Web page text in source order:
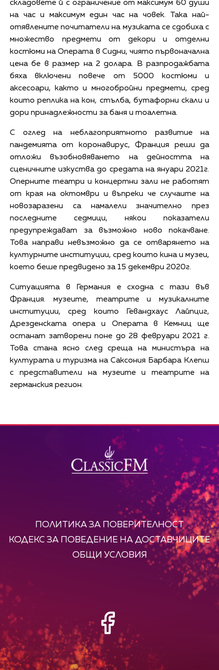
складовете й с ограничение от максимум 60 души
на час и максимум един час на човек. Така най-
отявлените почитатели на музиката се сдобиха с
множество предмети от декори и отделни
костюми на Операта в Сидни, чиято първоначална
цена бе в размер на 2 долара. В разпродажбата
бяха включени повече от 5000 костюми и
аксесоари, както и многобройни предмети, сред
които реплика на кон, стълба, бутафорни скали и
дори принадлежности за баня и тоалетна.
С оглед на неблагоприятното развитие на
пандемията от коронавирус, Франция реши да
отложи възобновяването на дейността на
сценичните изкуства до средата на януари 2021г.
Оперните театри и концертни зали не работят
от края на октомври и въпреки че случаите на
новозаразени са намалели значително през
последните седмици, някои показатели
предупреждават за възможно ново покачване.
Това направи невъзможно да се отварянето на
културните институции, сред които кина и музеи,
което беше предвидено за 15 декември 2020г.
Ситуацията в Германия е сходна с тази във
Франция. музеите, театрите и музикалните
институции, сред които Гевандхаус Лайпциг,
Дрезденската опера и Операта в Кемниц ще
останат затворени поне до 28 февруари 2021 г.
Това стана ясно след среща на министъра на
културата и туризма на Саксония Барбара Клепш
с представители на музеите и театрите на
германския регион.
ПОЛИТИКА ЗА ПОВЕРИТЕЛНОСТ
КОДЕКС ЗА ПОВЕДЕНИЕ НА ДОСТАВЧИЦИТЕ
ОБЩИ УСЛОВИЯ